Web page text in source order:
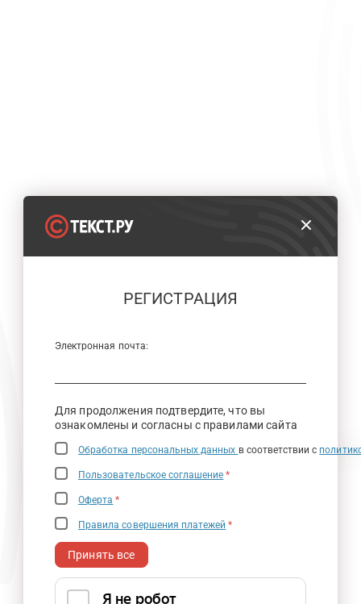
РЕГИСТРАЦИЯ
Электронная почта:
Для продолжения подтвердите, что вы
ознакомлены и согласны с правилами сайта
Обработка персональных данных в соответствии с
Пользовательское соглашение *
Оферта *
Правила совершения платежей *
Принять все